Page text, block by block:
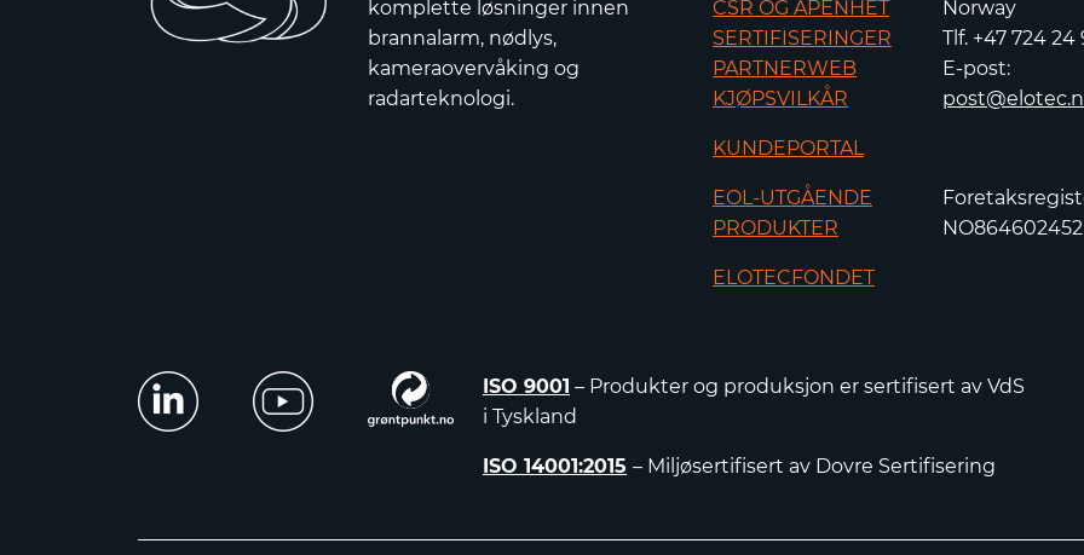
komplette løsninger innen
brannalarm, nødlys,
kameraovervåking og
radarteknologi.
CSR OG ÅPENHET
SERTIFISERINGER
PARTNERWEB
KJØPSVILKÅR
KUNDEPORTAL
EOL-UTGÅENDE
PRODUKTER
ELOTECFONDET
Norway
Tlf. +47 724 24
E-post:
ISO 9001 – Produkter og produksjon er sertifisert av VdS
i Tyskland
ISO 14001:2015 – Miljøsertifisert av Dovre Sertifisering